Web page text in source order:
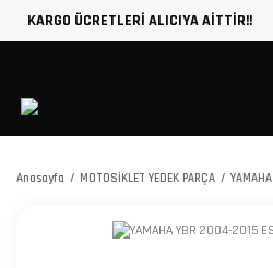
KARGO ÜCRETLERİ ALICIYA AİTTİR!!
Anasayfa MOTOSİKLET YEDEK PARÇA YAMAHA